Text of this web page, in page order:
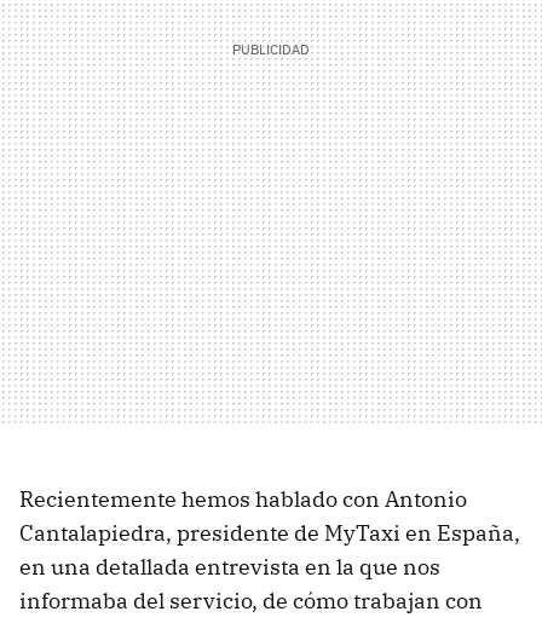
Recientemente hemos hablado con Antonio
Cantalapiedra, presidente de MyTaxi en España,
en una detallada entrevista en la que nos
informaba del servicio, de cómo trabajan con